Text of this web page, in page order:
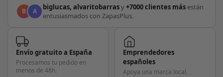
B A biglucas, alvaritobarrasy+7000 clientes más están
entusiasmados con ZapasPlus.
Envío gratuito a España
Procesamos tu pedido en
menos de 48h.
Emprendedores
españoles
Apoya una marca local.